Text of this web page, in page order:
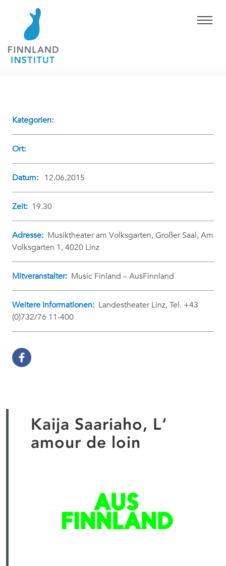
Kategorien:
Ort:
Datum: 12.06.2015
Zeit: 19.30
Adresse: Musiktheater am Volksgarten, Großer Saal, Am
Volksgarten 1, 4020 Linz
Mitveranstalter: Music Finland – AusFinnland
Weitere Informationen: Landestheater Linz, Tel. +43
(0)732/76 11-400
Kaija Saariaho, L‘
amour de loin